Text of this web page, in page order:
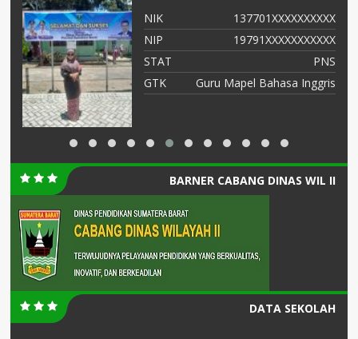
NIK
137701XXXXXXXXXX
NIP
19791XXXXXXXXXXX
STAT
PNS
GTK
Guru Mapel Bahasa Inggris
BARNER CABANG DINAS WIL II
DATA SEKOLAH